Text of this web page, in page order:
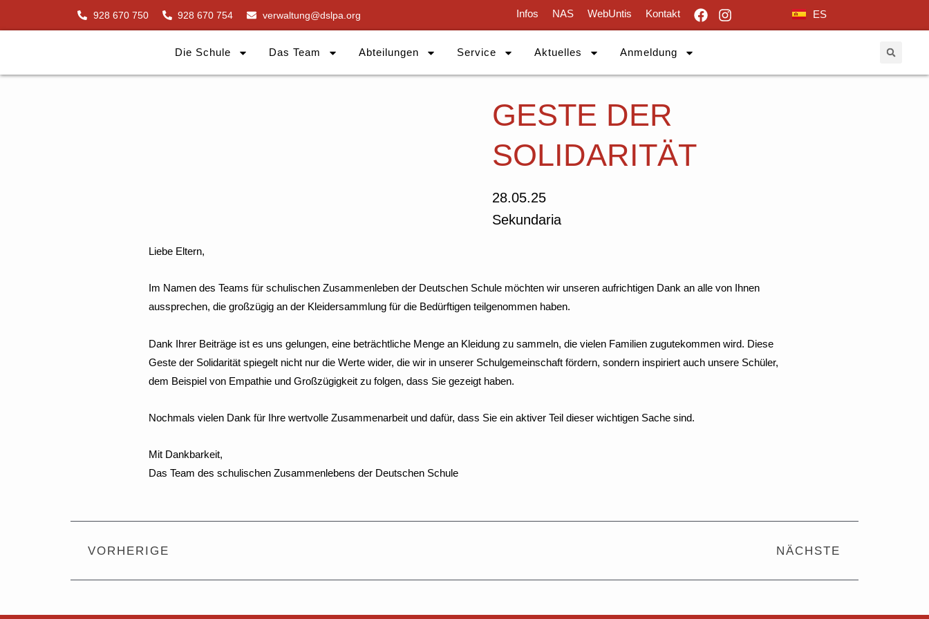
928 670 750 928 670 754 verwaltung@dslpa.org Infos NAS WebUntis Kontakt ES
Die Schule Das Team Abteilungen Service Aktuelles Anmeldung
GESTE DER
SOLIDARITÄT
28.05.25
Sekundaria
Liebe Eltern,
Im Namen des Teams für schulischen Zusammenleben der Deutschen Schule möchten wir unseren aufrichtigen Dank an alle von Ihnen
aussprechen, die großzügig an der Kleidersammlung für die Bedürftigen teilgenommen haben.
Dank Ihrer Beiträge ist es uns gelungen, eine beträchtliche Menge an Kleidung zu sammeln, die vielen Familien zugutekommen wird. Diese
Geste der Solidarität spiegelt nicht nur die Werte wider, die wir in unserer Schulgemeinschaft fördern, sondern inspiriert auch unsere Schüler,
dem Beispiel von Empathie und Großzügigkeit zu folgen, dass Sie gezeigt haben.
Nochmals vielen Dank für Ihre wertvolle Zusammenarbeit und dafür, dass Sie ein aktiver Teil dieser wichtigen Sache sind.
Mit Dankbarkeit,
Das Team des schulischen Zusammenlebens der Deutschen Schule
VORHERIGE NÄCHSTE